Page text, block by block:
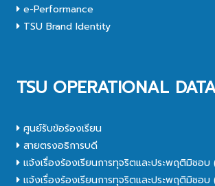
e-Performance
TSU Brand Identity
TSU OPERATIONAL
ศูนย์รับข้อร้องเรียน
สายตรงอธิการบดี
แจ้งเรื่องร้องเรียนการทุจริตและประพฤติมิชอบ
แจ้งเรื่องร้องเรียนการทุจริตและประพฤติมิชอบ